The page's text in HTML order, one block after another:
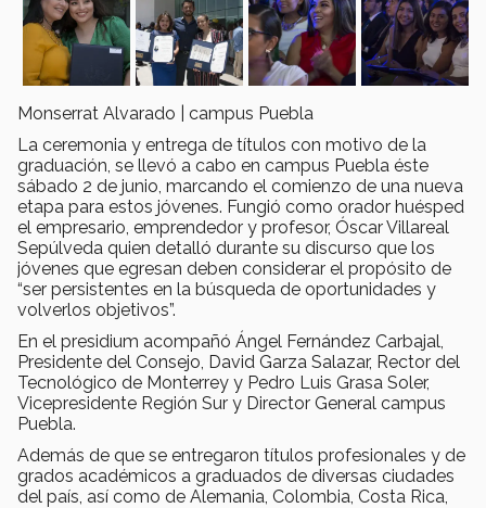
Monserrat Alvarado | campus Puebla
La ceremonia y entrega de títulos con motivo de la
graduación, se llevó a cabo en campus Puebla éste
sábado 2 de junio, marcando el comienzo de una nueva
etapa para estos jóvenes. Fungió como orador huésped
el empresario, emprendedor y profesor, Óscar Villareal
Sepúlveda quien detalló durante su discurso que los
jóvenes que egresan deben considerar el propósito de
“ser persistentes en la búsqueda de oportunidades y
volverlos objetivos”.
En el presidium acompañó Ángel Fernández Carbajal,
Presidente del Consejo, David Garza Salazar, Rector del
Tecnológico de Monterrey y Pedro Luis Grasa Soler,
Vicepresidente Región Sur y Director General campus
Puebla.
Además de que se entregaron títulos profesionales y de
grados académicos a graduados de diversas ciudades
del país, así como de Alemania, Colombia, Costa Rica,